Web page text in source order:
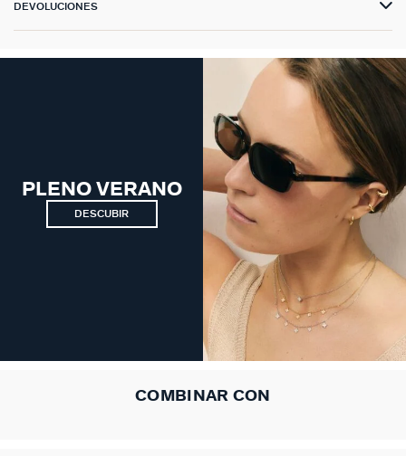
DEVOLUCIONES
PLENO VERANO
DESCUBIR
COMBINAR CON